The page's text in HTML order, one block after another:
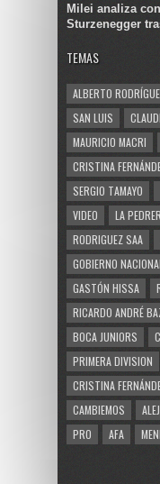
Milei analiza
Sturzenegger
TEMAS
ALBERTO
SAN LUIS
MAURICIO MACRI
CRISTINA
SERGIO TAMAYO
VIDEO
LA
RODRIGUEZ SAA
GOBIERNO NACIONAL
GASTÓN HISSA
RICARDO ANDRÉ
BOCA JUNIORS
PRIMERA DIVISION
CRISTINA
CAMBIEMOS
PRO
AFA